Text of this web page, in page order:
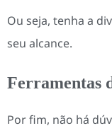
Ou seja, tenha a
seu alcance.
Ferramentas
Por fim, não há